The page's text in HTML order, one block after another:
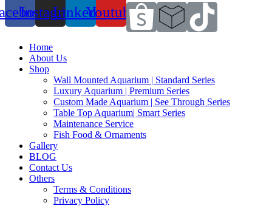
InstagramLinkedinYoutube
Home
About Us
Shop
Wall Mounted Aquarium | Standard Series
Luxury Aquarium | Premium Series
Custom Made Aquarium | See Through Series
Table Top Aquarium| Smart Series
Maintenance Service
Fish Food & Ornaments
Gallery
BLOG
Contact Us
Others
Terms & Conditions
Privacy Policy